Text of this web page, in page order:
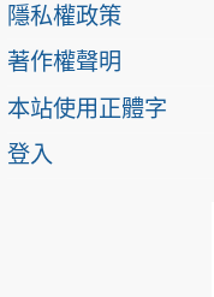
隱私權政策
著作權聲明
本站使用正體字
登入